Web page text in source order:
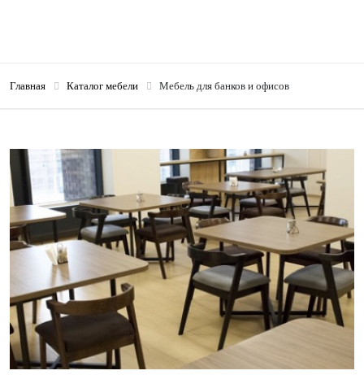
Главная Каталог мебели Мебель для банков и офисов